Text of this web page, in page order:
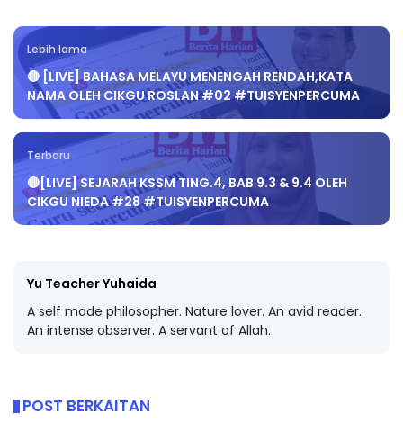
Lebih lama
🔴 [LIVE] BAHASA MELAYU MENENGAH RENDAH,KATA
NAMA OLEH CIKGU ROSLAN #02 #TUISYENPERCUMA
Terbaru
🔴[LIVE] SEJARAH KSSM TING.4, BAB 9.3 & 9.4 OLEH
CIKGU NIEDA #28 #TUISYENPERCUMA
Yu Teacher Yuhaida
A self made philosopher. Nature lover. An avid reader.
An intense observer. A servant of Allah.
POST BERKAITAN